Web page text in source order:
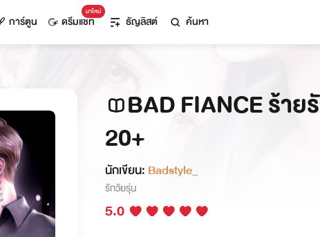
การ์ตูน
มาใหม่
ดรีมแชท ธัญลิสต์ ค้นหา
BAD FIANCE ร้า
20+
นักเขียน: Badstyle_
รักวัยรุ่น
5.0